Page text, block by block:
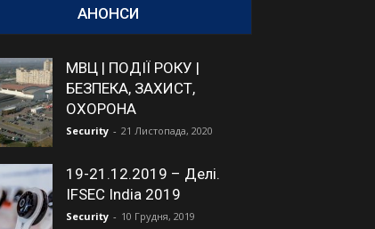
АНОНСИ
МВЦ | ПОДІЇ РОКУ |
БЕЗПЕКА, ЗАХИСТ,
ОХОРОНА
Security - 21 Листопада, 2020
19-21.12.2019 – Делі.
IFSEC India 2019
Security - 10 Грудня, 2019